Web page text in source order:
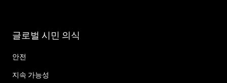
글로벌 시민 의식
안전
지속 가능성